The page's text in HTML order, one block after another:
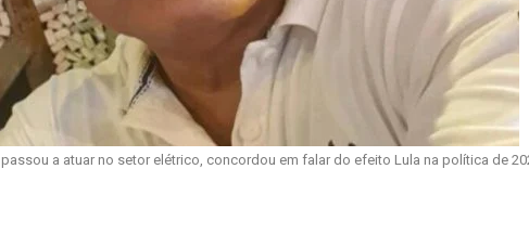
a atuar no setor elétrico, concordou em falar do efeito Lula na política de